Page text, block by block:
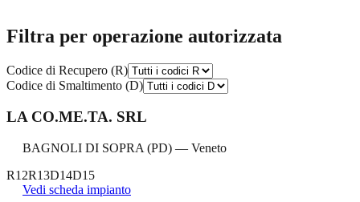
Filtra per operazione autorizzata
Codice di Recupero (R)
Codice di Smaltimento (D)
LA CO.ME.TA. SRL
BAGNOLI DI SOPRA (PD) — Veneto
R12R13D14D15
Vedi scheda impianto